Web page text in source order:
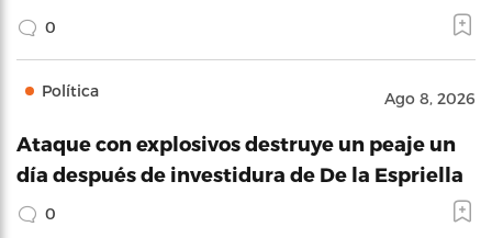
0
Política Ago 8, 2026
Ataque con explosivos destruye un peaje un
día después de investidura de De la Espriella
0